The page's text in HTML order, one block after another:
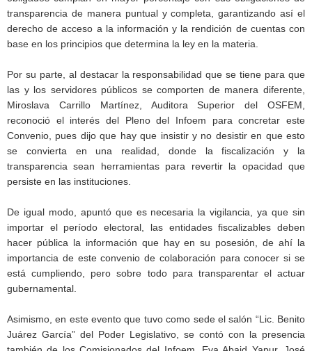
transparencia de manera puntual y completa, garantizando así el
derecho de acceso a la información y la rendición de cuentas con
base en los principios que determina la ley en la materia.
Por su parte, al destacar la responsabilidad que se tiene para que
las y los servidores públicos se comporten de manera diferente,
Miroslava Carrillo Martínez, Auditora Superior del OSFEM,
reconoció el interés del Pleno del Infoem para concretar este
Convenio, pues dijo que hay que insistir y no desistir en que esto
se convierta en una realidad, donde la fiscalización y la
transparencia sean herramientas para revertir la opacidad que
persiste en las instituciones.
De igual modo, apuntó que es necesaria la vigilancia, ya que sin
importar el período electoral, las entidades fiscalizables deben
hacer pública la información que hay en su posesión, de ahí la
importancia de este convenio de colaboración para conocer si se
está cumpliendo, pero sobre todo para transparentar el actuar
gubernamental.
Asimismo, en este evento que tuvo como sede el salón “Lic. Benito
Juárez García” del Poder Legislativo, se contó con la presencia